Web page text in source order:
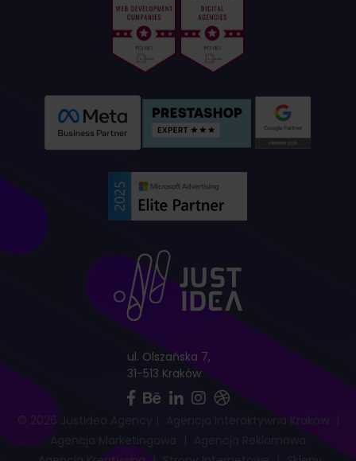
© 2026 JustIdea Agency Agencja Interaktywna Kraków |
ul. Olszańska 7,
31-513 Kraków